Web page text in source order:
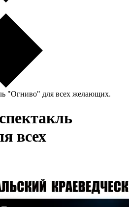
"Огниво" для всех желающих.
всех